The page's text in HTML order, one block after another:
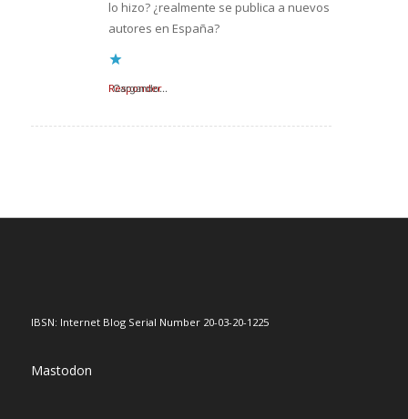
lo hizo? ¿realmente se publica a nuevos
autores en España?
Cargando...
Responder
IBSN: Internet Blog Serial Number 20-03-20-1225
Mastodon